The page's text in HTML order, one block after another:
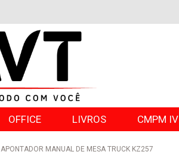
OFFICE LIVROS CMPM IV
APONTADOR MANUAL DE MESA TRUCK KZ257